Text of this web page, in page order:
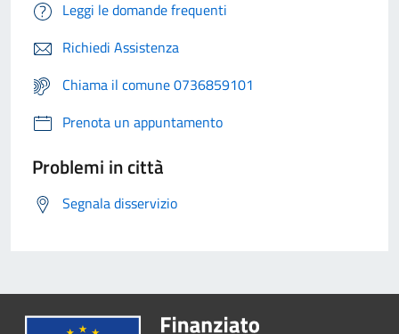
Leggi le domande frequenti
Richiedi Assistenza
Chiama il comune 0736859101
Prenota un appuntamento
Problemi in città
Segnala disservizio